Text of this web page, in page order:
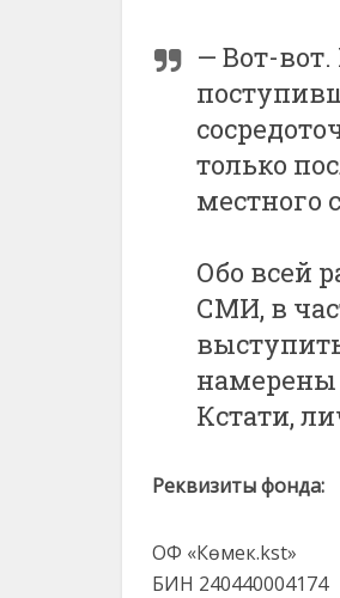
— Вот-
только
местного
Обо всей
СМИ, в
намерены
Кстати,
Реквизиты фонда:
ОФ «Көмек.kst»
БИН 240440004174